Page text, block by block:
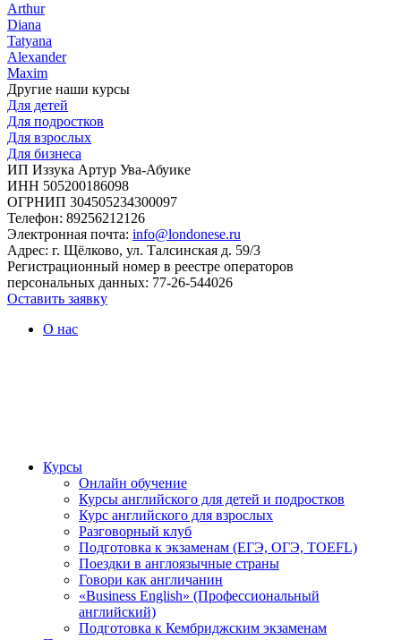
Arthur
Diana
Tatyana
Alexander
Maxim
Другие наши курсы
Для детей
Для подростков
Для взрослых
Для бизнеса
ИП Иззука Артур Ува-Абуике
ИНН 505200186098
ОГРНИП 304505234300097
Телефон: 89256212126
Электронная почта: info@londonese.ru
Адрес: г. Щёлково, ул. Талсинская д. 59/3
Регистрационный номер в реестре операторов
персональных данных: 77-26-544026
Оставить заявку
О нас
Курсы
Онлайн обучение
Курсы английского для детей и подростков
Курс английского для взрослых
Разговорный клуб
Подготовка к экзаменам (ЕГЭ, ОГЭ, TOEFL)
Поездки в англоязычные страны
Говори как англичанин
«Business English» (Профессиональный
английский)
Подготовка к Кембриджским экзаменам